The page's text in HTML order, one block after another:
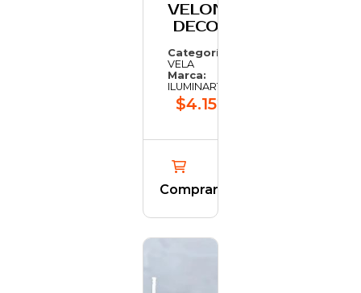
VELON
DECO
Categoría:
VELA
Marca:
ILUMINARTE
$4.152,34
Comprar